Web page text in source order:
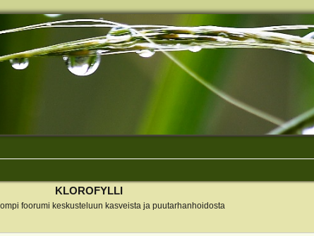
KLOROFYLLI
foorumi keskusteluun kasveista ja puutarhanhoidosta